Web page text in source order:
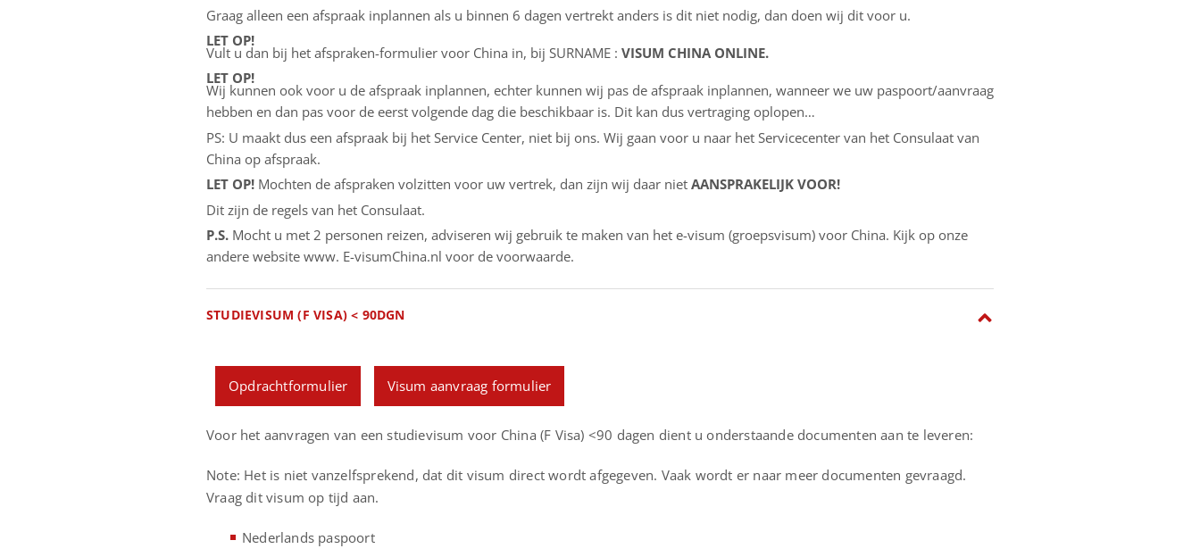
Graag alleen een afspraak inplannen als u binnen 6 dagen vertrekt anders is dit niet nodig, dan doen wij dit voor u.
LET OP!
Vult u dan bij het afspraken-formulier voor China in, bij SURNAME : VISUM CHINA ONLINE.
LET OP!
Wij kunnen ook voor u de afspraak inplannen, echter kunnen wij pas de afspraak inplannen, wanneer we uw paspoort/aanvraag
hebben en dan pas voor de eerst volgende dag die beschikbaar is. Dit kan dus vertraging oplopen…
PS: U maakt dus een afspraak bij het Service Center, niet bij ons. Wij gaan voor u naar het Servicecenter van het Consulaat van
China op afspraak.
LET OP! Mochten de afspraken volzitten voor uw vertrek, dan zijn wij daar niet AANSPRAKELIJK VOOR!
Dit zijn de regels van het Consulaat.
P.S. Mocht u met 2 personen reizen, adviseren wij gebruik te maken van het e-visum (groepsvisum) voor China. Kijk op onze
andere website www. E-visumChina.nl voor de voorwaarde.
STUDIEVISUM (F VISA) < 90DGN
Opdrachtformulier Visum aanvraag formulier
Voor het aanvragen van een studievisum voor China (F Visa) <90 dagen dient u onderstaande documenten aan te leveren:
Note: Het is niet vanzelfsprekend, dat dit visum direct wordt afgegeven. Vaak wordt er naar meer documenten gevraagd.
Vraag dit visum op tijd aan.
Nederlands paspoort